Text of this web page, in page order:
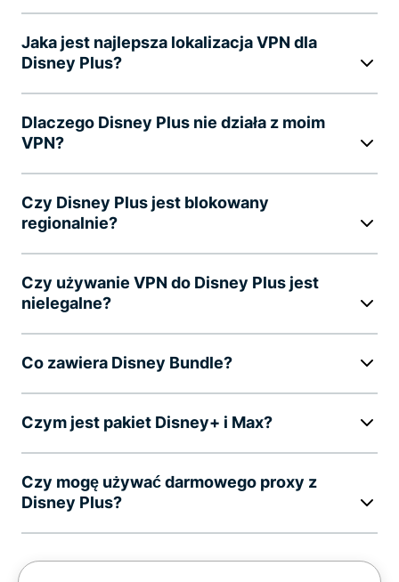
Jaka jest najlepsza lokalizacja VPN dla
Disney Plus?
Dlaczego Disney Plus nie działa z moim
VPN?
Czy Disney Plus jest blokowany
regionalnie?
Czy używanie VPN do Disney Plus jest
nielegalne?
Co zawiera Disney Bundle?
Czym jest pakiet Disney+ i Max?
Czy mogę używać darmowego proxy z
Disney Plus?